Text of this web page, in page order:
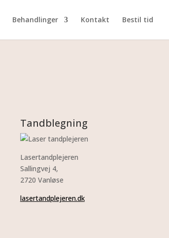
Behandlinger Kontakt Bestil tid
Tandblegning
Lasertandplejeren
Sallingvej 4,
2720 Vanløse
lasertandplejeren.dk